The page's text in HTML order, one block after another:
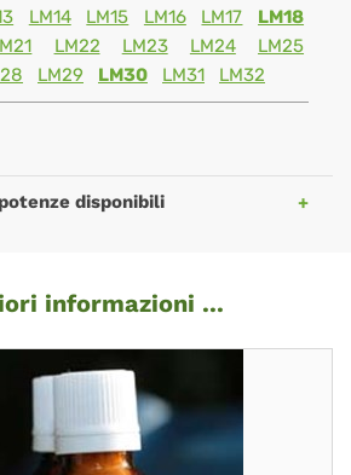
LM14 LM15 LM16 LM17
LM18
LM22 LM23 LM24
LM25
LM29 LM30 LM31 LM32
disponibili
informazioni ...